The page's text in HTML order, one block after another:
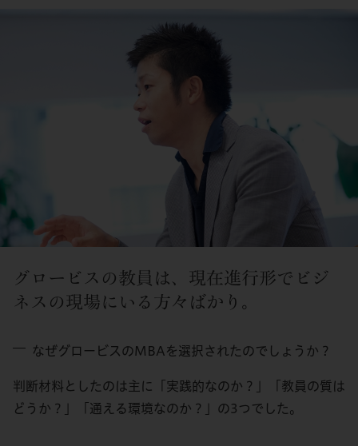
グロービスの教員は、現在進行形でビジ
ネスの現場にいる方々ばかり。
なぜグロービスのMBAを選択されたのでしょうか？
判断材料としたのは主に「実践的なのか？」「教員の質は
どうか？」「通える環境なのか？」の3つでした。